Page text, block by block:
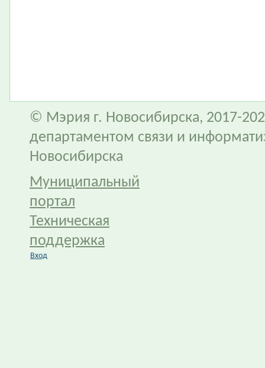
© Мэрия г. Новосибирска, 2017-
департаментом связи и
Новосибирска
Муниципальный
портал
Техническая
поддержка
Вход